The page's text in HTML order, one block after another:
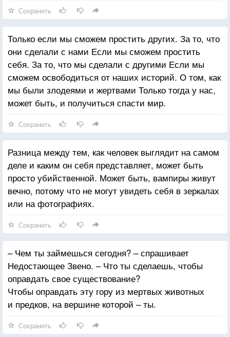
– Мы воюем из-за того, что отрицаем эту низкую
сопротивляемость.
Сохранить
Только если мы сможем простить других. За то, что
они сделали с нами Если мы сможем простить
себя. За то, что мы сделали с другими Если мы
сможем освободиться от наших историй. О том, как
мы были злодеями и жертвами Только тогда у нас,
может быть, и получиться спасти мир.
Сохранить
Разница между тем, как человек выглядит на самом
деле и каким он себя представляет, может быть
просто убийственной. Может быть, вампиры живут
вечно, потому что не могут увидеть себя в зеркалах
или на фотографиях.
Сохранить
– Чем ты займешься сегодня? – спрашивает
Недостающее Звено. – Что ты сделаешь, чтобы
оправдать свое существование?
Чтобы оправдать эту гору из мертвых животных
и предков, на вершине которой – ты.
Сохранить